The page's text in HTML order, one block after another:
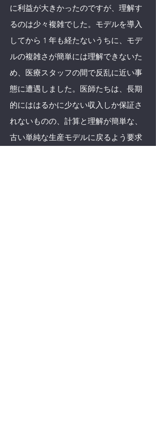
に利益が大きかったのですが、理解す
るのは少々複雑でした。モデルを導入
してから 1 年も経たないうちに、モデ
ルの複雑さが簡単には理解できないた
め、医療スタッフの間で反乱に近い事
態に遭遇しました。医師たちは、長期
的にははるかに少ない収入しか保証さ
れないものの、計算と理解が簡単な、
古い単純な生産モデルに戻るよう要求